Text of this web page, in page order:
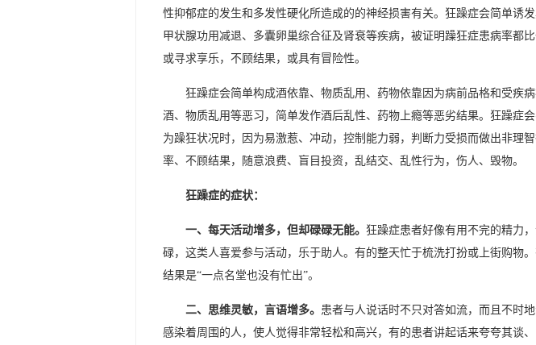
性抑郁症的发生和多发性硬化所造成的的神经损害有关。狂躁症会简单诱发
甲状腺功用减退、多囊卵巢综合征及肾衰等疾病，被证明躁狂症患病率都
或寻求享乐，不顾结果，或具有冒险性。
狂躁症会简单构成酒依靠、物质乱用、药物依靠因为病前品格和受疾
酒、物质乱用等恶习，简单发作酒后乱性、药物上瘾等恶劣结果。狂躁症
为躁狂状况时，因为易激惹、冲动，控制能力弱，判断力受损而做出非理
率、不顾结果，随意浪费、盲目投资，乱结交、乱性行为，伤人、毁物。
狂躁症的症状：
一、每天活动增多，但却碌碌无能。 狂躁症患者好像有用不完的精力
碌，这类人喜爱参与活动，乐于助人。有的整天忙于梳洗打扮或上街购物。
结果是“一点名堂也没有忙出”。
二、思维灵敏，言语增多。 患者与人说话时不只对答如流，而且不时
感染着周围的人，使人觉得非常轻松和高兴，有的患者讲起话来夸夸其谈、